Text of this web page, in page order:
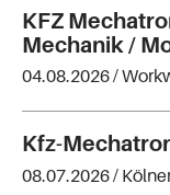
KFZ
Mechanik /
04.08.2026 /
Kfz-
08.07.2026 /